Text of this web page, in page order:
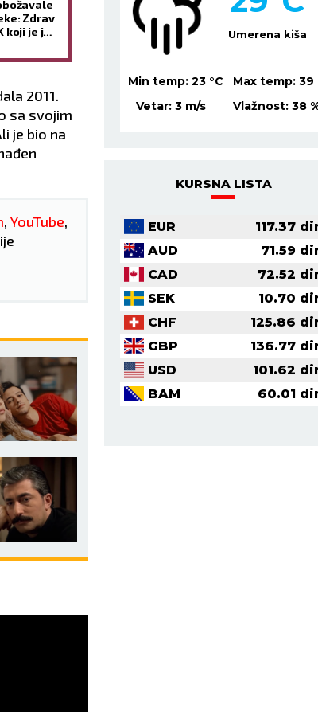
Zdrav
koji je još
2011.
sa svojim
je bio na
, YouTube,
Mestimično oblačno
Vlažnost:
Umerena kiša
Min temp: 23 °C Max temp: 39
Vetar: 3 m/s Vlažnost: 38
KURSNA LISTA
EUR 117.37
AUD
71.59
CAD
72.52
SEK
10.70
CHF
125.86
GBP
136.77
USD
101.62
BAM
60.01